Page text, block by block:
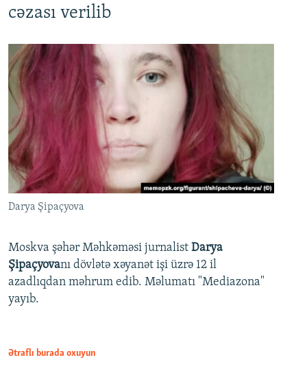
cəzası verilib
Darya Şipaçyova
Moskva şəhər Məhkəməsi jurnalist Darya
Şipaçyovanı dövlətə xəyanət işi üzrə 12 il
azadlıqdan məhrum edib. Məlumatı "Mediazona"
yayıb.
Ətraflı burada oxuyun